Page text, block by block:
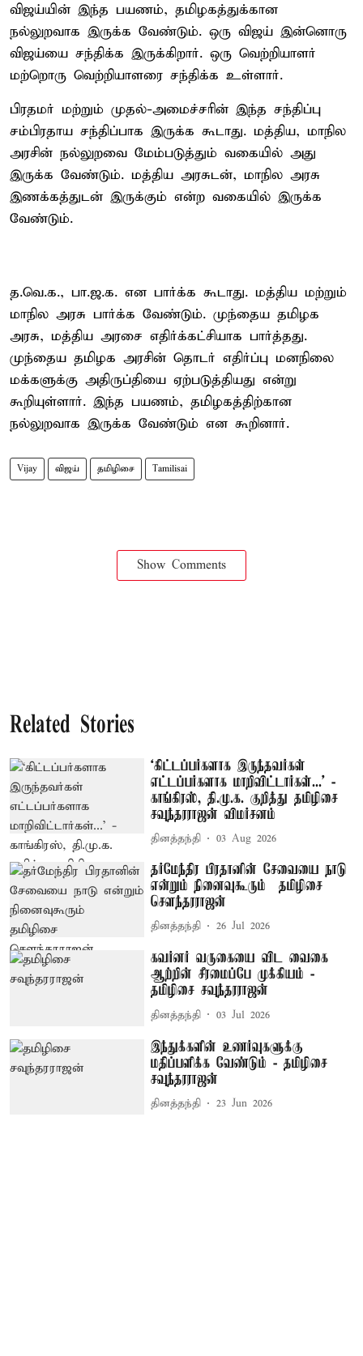
விஜய்யின் இந்த பயணம், தமிழகத்துக்கான
நல்லுறவாக இருக்க வேண்டும். ஒரு விஜய் இன்னொரு
விஜய்யை சந்திக்க இருக்கிறார். ஒரு வெற்றியாளர்
மற்றொரு வெற்றியாளரை சந்திக்க உள்ளார்.
பிரதமர் மற்றும் முதல்-அமைச்சரின் இந்த சந்திப்பு
சம்பிரதாய சந்திப்பாக இருக்க கூடாது. மத்திய, மாநில
அரசின் நல்லுறவை மேம்படுத்தும் வகையில் அது
இருக்க வேண்டும். மத்திய அரசுடன், மாநில அரசு
இணக்கத்துடன் இருக்கும் என்ற வகையில் இருக்க
வேண்டும்.
த.வெ.க., பா.ஜ.க. என பார்க்க கூடாது. மத்திய மற்றும்
மாநில அரசு பார்க்க வேண்டும். முந்தைய தமிழக
அரசு, மத்திய அரசை எதிர்க்கட்சியாக பார்த்தது.
முந்தைய தமிழக அரசின் தொடர் எதிர்ப்பு மனநிலை
மக்களுக்கு அதிருப்தியை ஏற்படுத்தியது என்று
கூறியுள்ளார். இந்த பயணம், தமிழகத்திற்கான
நல்லுறவாக இருக்க வேண்டும் என கூறினார்.
Vijay விஜய் தமிழிசை Tamilisai
Show Comments
Related Stories
‘கிட்டப்பர்களாக இருந்தவர்கள்
எட்டப்பர்களாக மாறிவிட்டார்கள்...’ -
காங்கிரஸ், தி.மு.க. குறித்து தமிழிசை
சவுந்தரராஜன் விமர்சனம்
தினத்தந்தி 03 Aug 2026
தர்மேந்திர பிரதானின் சேவையை நாடு
என்றும் நினைவுகூரும் – தமிழிசை
சௌந்தரராஜன்
தினத்தந்தி 26 Jul 2026
கவர்னர் வருகையை விட வைகை
ஆற்றின் சீரமைப்பே முக்கியம் -
தமிழிசை சவுந்தரராஜன்
தினத்தந்தி 03 Jul 2026
இந்துக்களின் உணர்வுகளுக்கு
மதிப்பளிக்க வேண்டும் - தமிழிசை
சவுந்தரராஜன்
தினத்தந்தி 23 Jun 2026